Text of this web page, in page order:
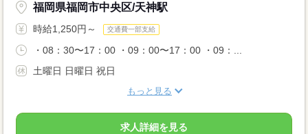
福岡県福岡市中央区/天神駅
時給1,250円～ 交通費一部支給
・08：30〜17：00 ・09：00〜17：00 ・09：...
土曜日 日曜日 祝日
もっと見る
求人詳細を見る